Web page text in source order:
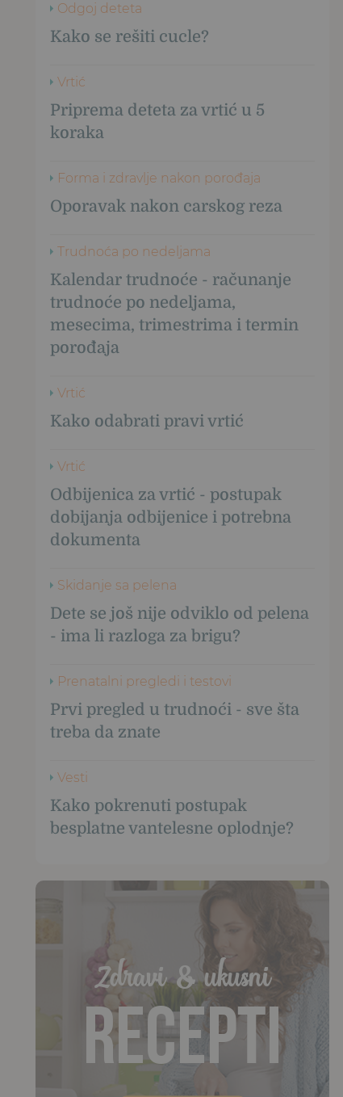
Odgoj deteta
Kako se rešiti cucle?
Vrtić
Priprema deteta za vrtić u 5
koraka
Forma i zdravlje nakon porođaja
Oporavak nakon carskog reza
Trudnoća po nedeljama
Kalendar trudnoće - računanje
trudnoće po nedeljama,
mesecima, trimestrima i termin
porođaja
Vrtić
Kako odabrati pravi vrtić
Vrtić
Odbijenica za vrtić - postupak
dobijanja odbijenice i potrebna
dokumenta
Skidanje sa pelena
Dete se još nije odviklo od pelena
- ima li razloga za brigu?
Prenatalni pregledi i testovi
Prvi pregled u trudnoći - sve šta
treba da znate
Vesti
Kako pokrenuti postupak
besplatne vantelesne oplodnje?
Zdravi & ukusni
Recepti